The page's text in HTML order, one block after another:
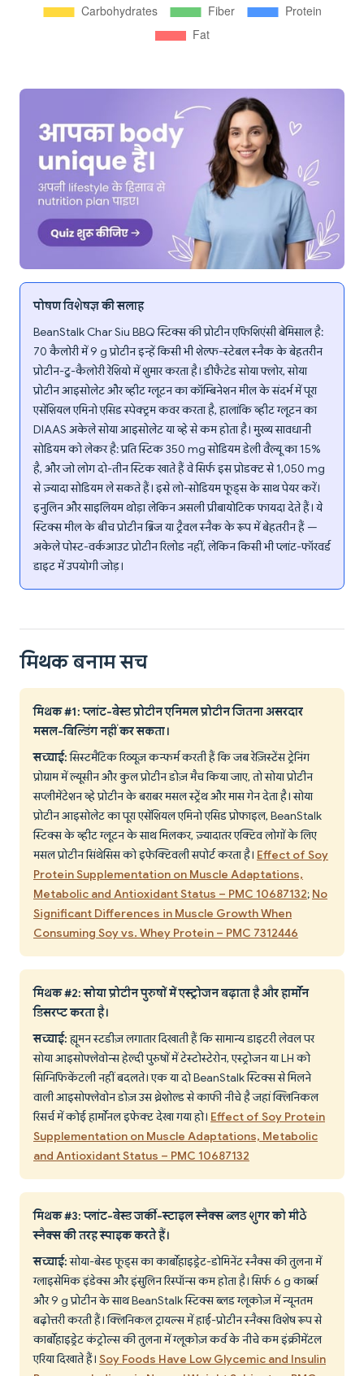
पोषण विशेषज्ञ की सलाह
BeanStalk Char Siu BBQ स्टिक्स की प्रोटीन एफिशिएंसी बेमिसाल है:
70 कैलोरी में 9 g प्रोटीन इन्हें किसी भी शेल्फ-स्टेबल स्नैक के बेहतरीन
प्रोटीन-टु-कैलोरी रेशियो में शुमार करता है। डीफैटेड सोया फ्लोर, सोया
प्रोटीन आइसोलेट और व्हीट ग्लूटन का कॉम्बिनेशन मील के संदर्भ में पूरा
एसेंशियल एमिनो एसिड स्पेक्ट्रम कवर करता है, हालांकि व्हीट ग्लूटन का
DIAAS अकेले सोया आइसोलेट या व्हे से कम होता है। मुख्य सावधानी
सोडियम को लेकर है: प्रति स्टिक 350 mg सोडियम डेली वैल्यू का 15%
है, और जो लोग दो-तीन स्टिक खाते हैं वे सिर्फ इस प्रोडक्ट से 1,050 mg
से ज़्यादा सोडियम ले सकते हैं। इसे लो-सोडियम फूड्स के साथ पेयर करें।
इनुलिन और साइलियम थोड़ा लेकिन असली प्रीबायोटिक फायदा देते हैं। ये
स्टिक्स मील के बीच प्रोटीन ब्रिज या ट्रैवल स्नैक के रूप में बेहतरीन हैं —
अकेले पोस्ट-वर्कआउट प्रोटीन रिलोड नहीं, लेकिन किसी भी प्लांट-फॉरवर्ड
डाइट में उपयोगी जोड़।
मिथक बनाम सच
मिथक #1: प्लांट-बेस्ड प्रोटीन एनिमल प्रोटीन जितना असरदार
मसल-बिल्डिंग नहीं कर सकता।
सच्चाई:सिस्टमैटिक रिव्यूज़ कन्फर्म करती हैं कि जब रेज़िस्टेंस ट्रेनिंग
प्रोग्राम में ल्यूसीन और कुल प्रोटीन डोज़ मैच किया जाए, तो सोया प्रोटीन
सप्लीमेंटेशन व्हे प्रोटीन के बराबर मसल स्ट्रेंथ और मास गेन देता है। सोया
प्रोटीन आइसोलेट का पूरा एसेंशियल एमिनो एसिड प्रोफाइल, BeanStalk
स्टिक्स के व्हीट ग्लूटन के साथ मिलकर, ज़्यादातर एक्टिव लोगों के लिए
मसल प्रोटीन सिंथेसिस को इफेक्टिवली सपोर्ट करता है। Effect of Soy
Protein Supplementation on Muscle Adaptations,
Metabolic and Antioxidant Status – PMC 10687132; No
Significant Differences in Muscle Growth When
Consuming Soy vs. Whey Protein – PMC 7312446
मिथक #2: सोया प्रोटीन पुरुषों में एस्ट्रोजन बढ़ाता है और हार्मोन
डिसरप्ट करता है।
सच्चाई:ह्यूमन स्टडीज़ लगातार दिखाती हैं कि सामान्य डाइटरी लेवल पर
सोया आइसोफ्लेवोन्स हेल्दी पुरुषों में टेस्टोस्टेरोन, एस्ट्रोजन या LH को
सिग्निफिकेंटली नहीं बदलते। एक या दो BeanStalk स्टिक्स से मिलने
वाली आइसोफ्लेवोन डोज़ उस थ्रेशोल्ड से काफी नीचे है जहां क्लिनिकल
रिसर्च में कोई हार्मोनल इफेक्ट देखा गया हो। Effect of Soy Protein
Supplementation on Muscle Adaptations, Metabolic
and Antioxidant Status – PMC 10687132
मिथक #3: प्लांट-बेस्ड जर्की-स्टाइल स्नैक्स ब्लड शुगर को मीठे
स्नैक्स की तरह स्पाइक करते हैं।
सच्चाई:सोया-बेस्ड फूड्स का कार्बोहाइड्रेट-डोमिनेंट स्नैक्स की तुलना में
ग्लाइसेमिक इंडेक्स और इंसुलिन रिस्पॉन्स कम होता है। सिर्फ 6 g कार्ब्स
और 9 g प्रोटीन के साथ BeanStalk स्टिक्स ब्लड ग्लूकोज़ में न्यूनतम
बढ़ोत्तरी करती हैं। क्लिनिकल ट्रायल्स में हाई-प्रोटीन स्नैक्स विशेष रूप से
कार्बोहाइड्रेट कंट्रोल्स की तुलना में ग्लूकोज़ कर्व के नीचे कम इंक्रीमेंटल
एरिया दिखाते हैं। Soy Foods Have Low Glycemic and Insulin